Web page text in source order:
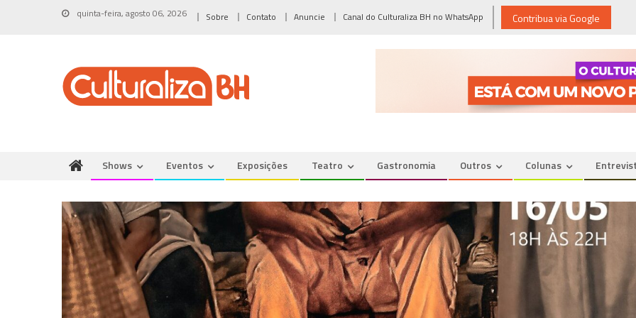
quinta-feira, agosto 06, 2026 Sobre Contato Anuncie Canal do Culturaliza BH no WhatsApp Contribua via Google
Shows Eventos Exposições Teatro Gastronomia Outros Colunas